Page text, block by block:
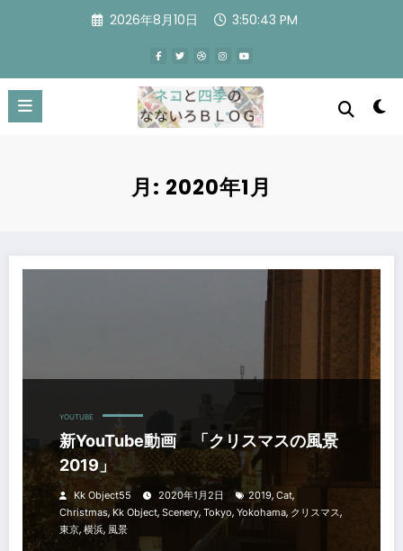
ツ
へ
キ
2026年8月10日 3:50:43 PM
月: 2020年1月
YOUTUBE
新YouTube動画 「クリスマスの風景
2019」
Kk Object55 2020年1月2日 2019, Cat,
Christmas, Kk Object, Scenery, Tokyo, Yokohama, クリスマス,
東京,横浜, 風景